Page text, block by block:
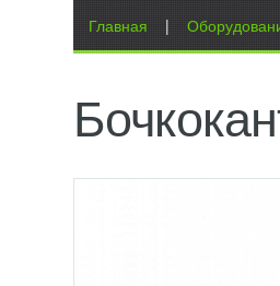
Вы здесь
Главная |